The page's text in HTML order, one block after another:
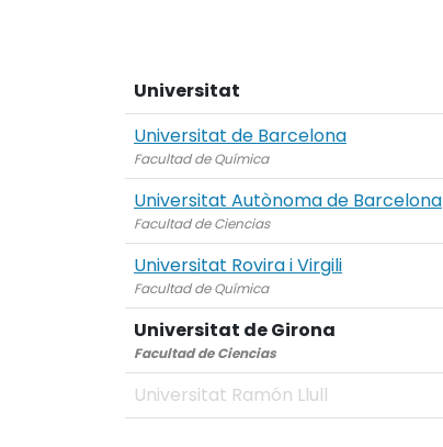
Universitat
Universitat de Barcelona
Facultad de Química
Universitat Autònoma de Barcelona
Facultad de Ciencias
Universitat Rovira i Virgili
Facultad de Química
Universitat de Girona
Facultad de Ciencias
Universitat Ramón Llull